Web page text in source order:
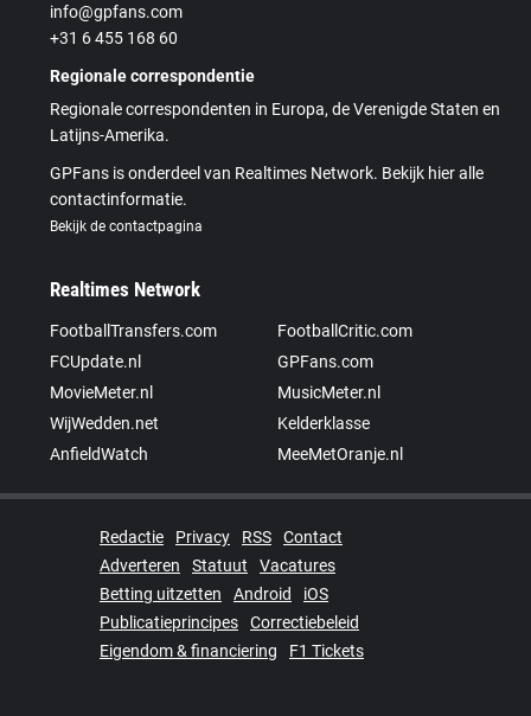
info@gpfans.com
+31 6 455 168 60
Regionale correspondentie
Regionale correspondenten in Europa, de Verenigde Staten en
Latijns-Amerika.
GPFans is onderdeel van Realtimes Network. Bekijk hier alle
contactinformatie.
Bekijk de contactpagina
Realtimes Network
FootballTransfers.com
FootballCritic.com
FCUpdate.nl
GPFans.com
MovieMeter.nl
MusicMeter.nl
WijWedden.net
Kelderklasse
AnfieldWatch
MeeMetOranje.nl
Redactie Privacy RSS
Contact
Adverteren
Statuut
Vacatures
Betting uitzetten
Android
iOS
Publicatieprincipes
Correctiebeleid
Eigendom & financiering
F1 Tickets